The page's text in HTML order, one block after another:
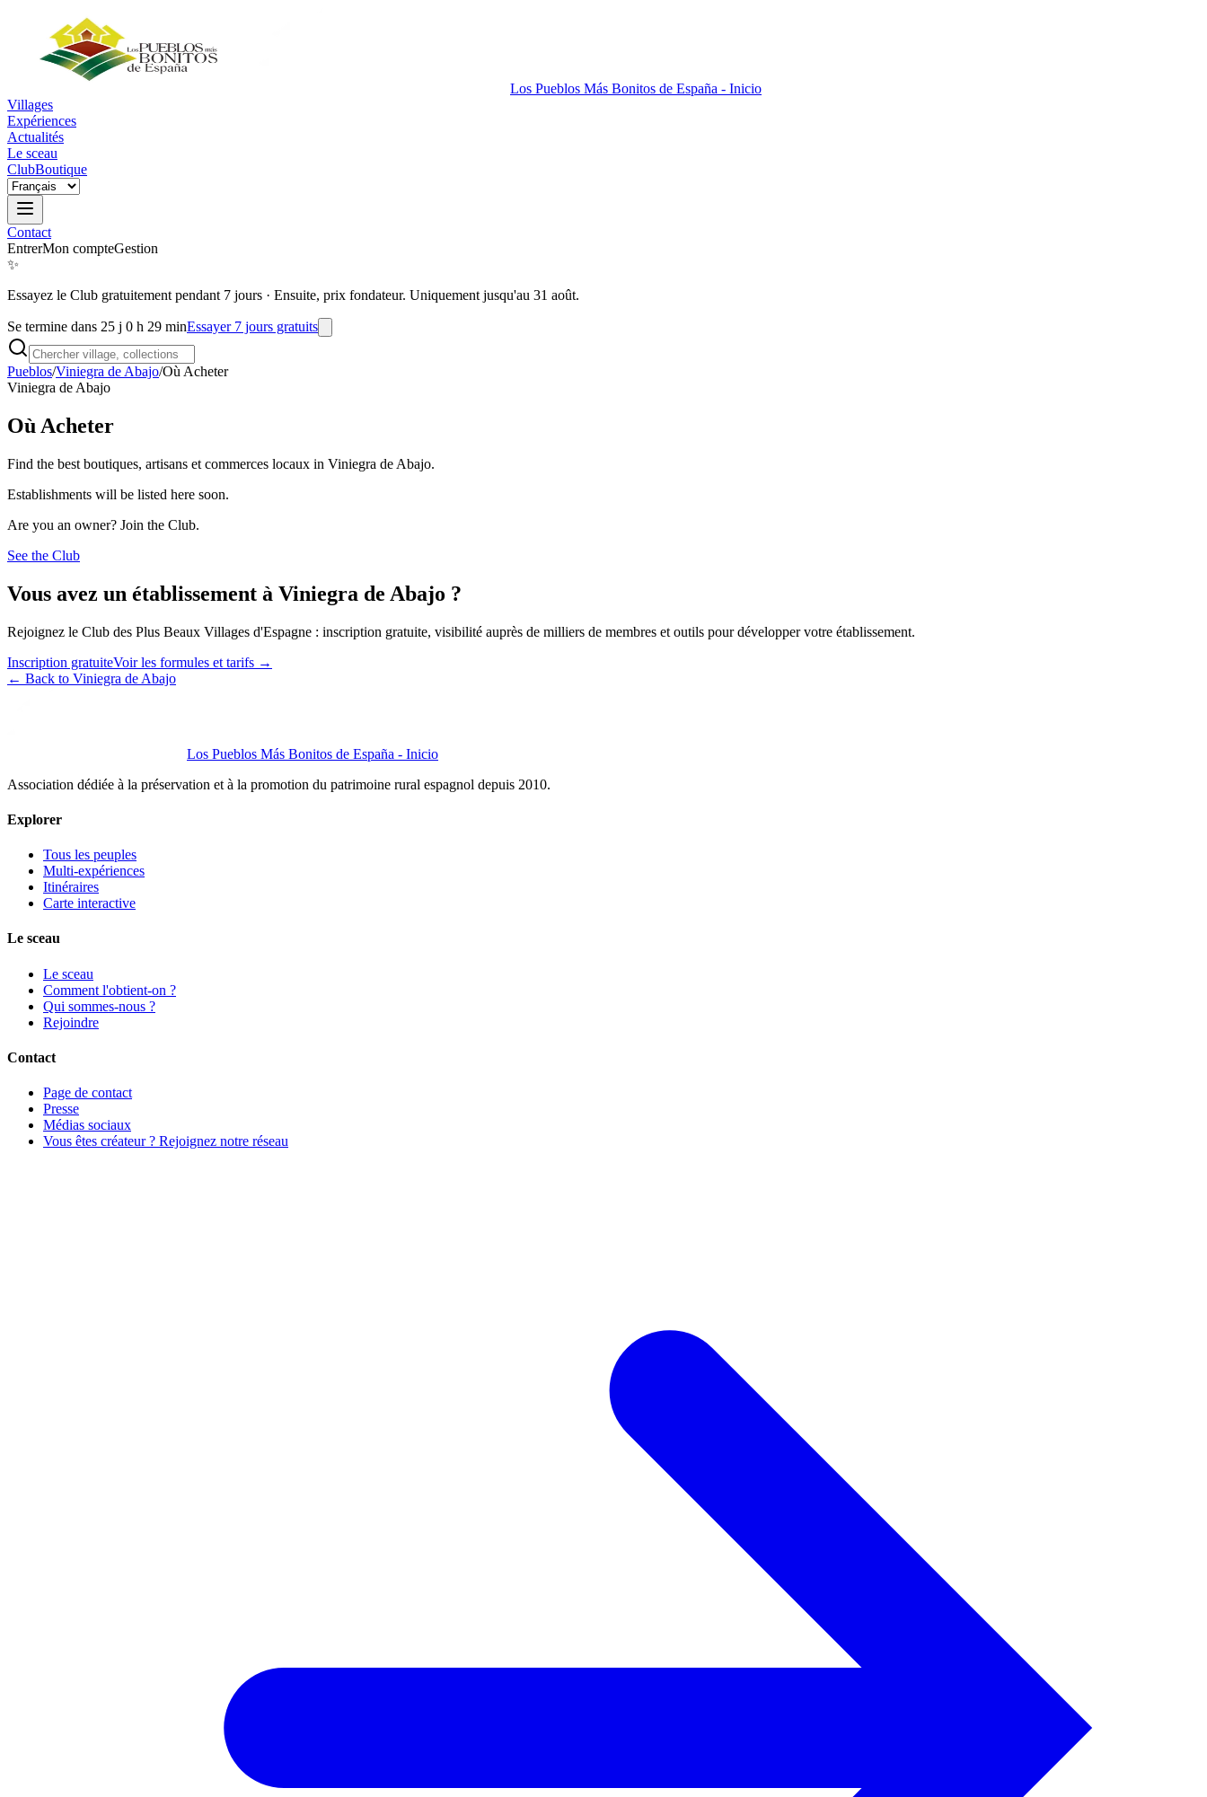
Los Pueblos Más Bonitos de España - Inicio
Villages
Expériences
Actualités
Le sceau
ClubBoutique
Contact
EntrerMon compteGestion
✨
Essayez le Club gratuitement pendant 7 jours · Ensuite, prix fondateur. Uniquement jusqu'au 31 août.
Se termine dans 25 j 0 h 29 minEssayer 7 jours gratuits
Pueblos/Viniegra de Abajo/Où Acheter
Viniegra de Abajo
Où Acheter
Find the best boutiques, artisans et commerces locaux in Viniegra de Abajo.
Establishments will be listed here soon.
Are you an owner? Join the Club.
See the Club
Vous avez un établissement à Viniegra de Abajo ?
Rejoignez le Club des Plus Beaux Villages d'Espagne : inscription gratuite, visibilité auprès de milliers de membres et outils pour développer votre établissement.
Inscription gratuiteVoir les formules et tarifs →
← Back to Viniegra de Abajo
Los Pueblos Más Bonitos de España - Inicio
Association dédiée à la préservation et à la promotion du patrimoine rural espagnol depuis 2010.
Explorer
Tous les peuples
Multi-expériences
Itinéraires
Carte interactive
Le sceau
Le sceau
Comment l'obtient-on ?
Qui sommes-nous ?
Rejoindre
Contact
Page de contact
Presse
Médias sociaux
Vous êtes créateur ? Rejoignez notre réseau